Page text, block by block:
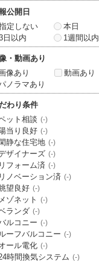
公開日
定しない
本日
日以内
1週間以内
・動画あり
像あり
動画あり
ノラマあり
わり条件
ット相談 (-)
当り良好 (-)
静な住宅地 (-)
ザイナーズ (-)
リフォーム済 (-)
リノベーション済 (-)
望良好 (-)
メゾネット (-)
ランダ (-)
ルコニー (-)
ーフバルコニー (-)
ール電化 (-)
時間換気システム (-)